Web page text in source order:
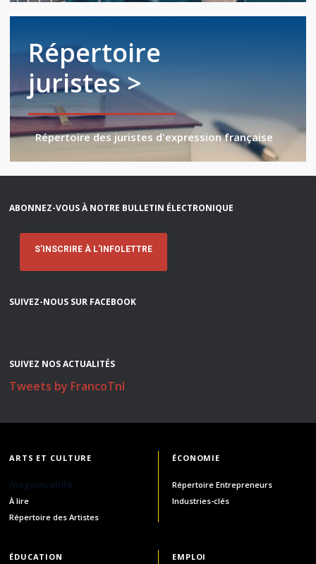
Répertoire
juristes >
Répertoire des juristes d'expression française
ABONNEZ-VOUS À NOTRE BULLETIN ÉLECTRONIQUE
S'INSCRIRE À L'INFOLETTRE
SUIVEZ-NOUS SUR FACEBOOK
SUIVEZ NOS ACTUALITÉS
Tweets by FrancoTnl
ARTS ET CULTURE
/pageInvalide
À lire
Répertoire des Artistes
ÉCONOMIE
Répertoire Entrepreneurs
Industries-clés
ÉDUCATION EMPLOI